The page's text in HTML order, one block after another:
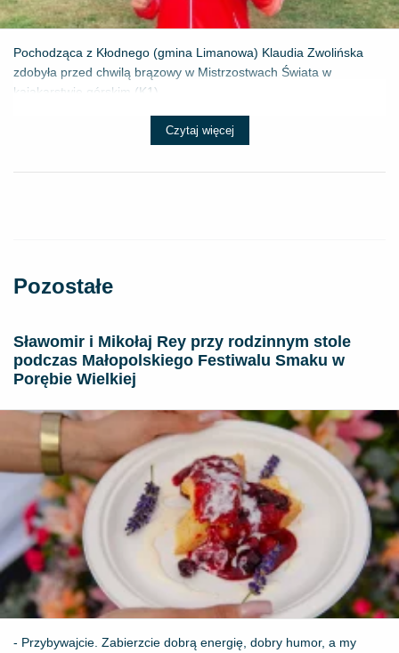
Pochodząca z Kłodnego (gmina Limanowa) Klaudia Zwolińska
zdobyła przed chwilą brązowy w Mistrzostwach Świata w
kajakarstwie górskim (K1) ...
Czytaj więcej
Pozostałe
Sławomir i Mikołaj Rey przy rodzinnym stole
podczas Małopolskiego Festiwalu Smaku w
Porębie Wielkiej
- Przybywajcie. Zabierzcie dobrą energię, dobry humor, a my